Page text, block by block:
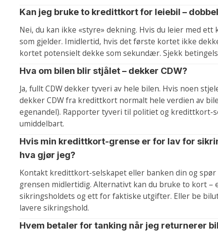
Kan jeg bruke to kredittkort for leiebil –
Nei, du kan ikke «styre» dekning. Hvis du leier med
som gjelder. Imidlertid, hvis det første kortet ikke
kortet potensielt dekke som sekundær. Sjekk
Hva om bilen blir stjålet – dekker CDW?
Ja, fullt CDW dekker tyveri av hele bilen. Hvis noen
dekker CDW fra kredittkort normalt hele verdien av
egenandel). Rapporter tyveri til politiet og kredittkort-
umiddelbart.
Hvis min kredittkort-grense er for lav for
hva gjør jeg?
Kontakt kredittkort-selskapet eller banken din og spør
grensen midlertidig. Alternativt kan du bruke to kort –
sikringsholdets og ett for faktiske utgifter. Eller be
lavere sikringshold.
Hvem betaler for tanking når jeg returnerer